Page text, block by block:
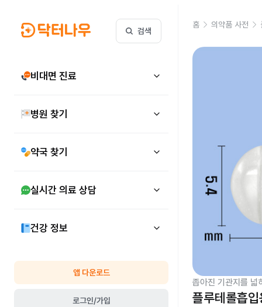
검색
비대면 진료
병원 찾기
약국 찾기
실시간 의료 상담
건강 정보
앱 다운로드
로그인/가입
홈 의약품 사전
좁아진 기관지를 넓
플루테롤흡